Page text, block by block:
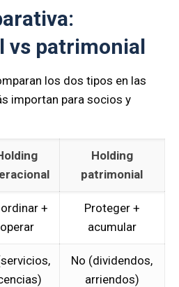
vs patrimonial
los dos tipos en las
importan para socios y
Holding
patrimonial
+
operar
Proteger +
acumular
No (dividendos,
arriendos)